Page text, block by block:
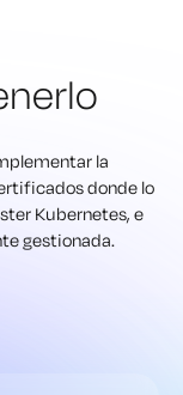
la
donde lo
Kubernetes, e
gestionada.